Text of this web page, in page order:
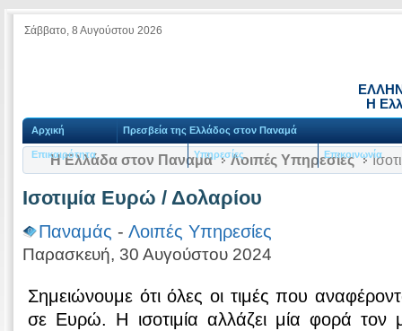
Σάββατο, 8 Αυγούστου 2026
Η
Αρχική Πρεσβεία της Ελλάδος στον Παναμά
Επικαιρότητα Υπηρεσίες Επικοινωνία
Η Ελλάδα στον Παναμά Λοιπές Υπηρεσίες
Ισοτιμία Ευρώ / Δολαρίου
Παναμάς - Λοιπές Υπηρεσίες
Παρασκευή, 30 Αυγούστου 2024
Σημειώνουμε ότι όλες οι τιμές που
σε Eυρώ. Η ισοτιμία αλλάζει μία φορά τον